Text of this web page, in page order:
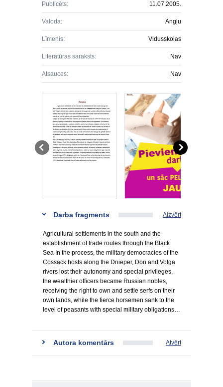
Publicēts: 11.07.2005.
Valoda: Angļu
Līmenis: Vidusskolas
Literatūras saraksts: Nav
Atsauces: Nav
Darba fragments Aizvērt
Agricultural settlements in the south and the
establishment of trade routes through the Black
Sea In the process, the military democracies of the
Cossack hosts along the Dnieper, Don and Volga
rivers lost their autonomy and special privileges,
the wealthier officers became Russian nobles,
receiving the right to own and settle serfs on their
own lands, while the fierce horsemen sank to the
level of peasants with special military obligations…
Autora komentārs Atvērt